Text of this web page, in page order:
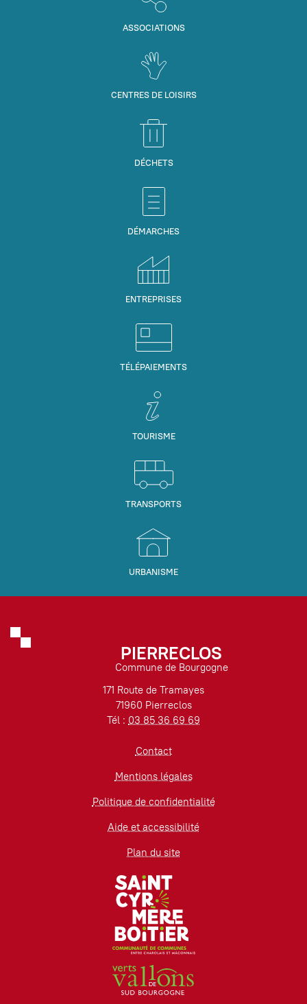
ASSOCIATIONS
CENTRES DE LOISIRS
DÉCHETS
DÉMARCHES
ENTREPRISES
TÉLÉPAIEMENTS
TOURISME
TRANSPORTS
URBANISME
PIERRECLOS
Commune de Bourgogne
171 Route de Tramayes
71960 Pierreclos
Tél : 03 85 36 69 69
Contact
Mentions légales
Politique de confidentialité
Aide et accessibilité
Plan du site